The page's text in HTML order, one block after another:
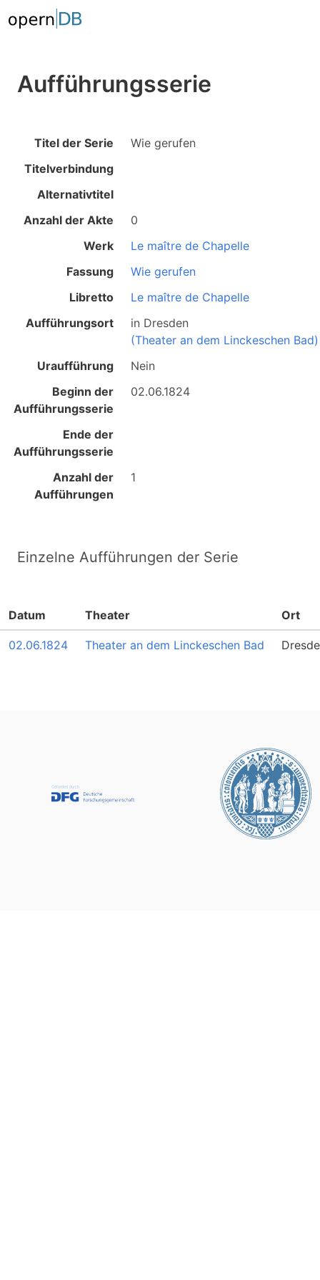
Aufführungsserie
Titel der Serie
Wie gerufen
Titelverbindung
Alternativtitel
Anzahl der Akte
0
Werk
Le maître de Chapelle
Fassung
Wie gerufen
Libretto
Le maître de Chapelle
Aufführungsort
in Dresden
(Theater an dem Linckeschen Bad)
Uraufführung
Nein
Beginn der
Aufführungsserie
02.06.1824
Ende der
Aufführungsserie
Anzahl der
Aufführungen
1
Einzelne Aufführungen der Serie
Datum Theater Ort
02.06.1824 Theater an dem Linckeschen Bad